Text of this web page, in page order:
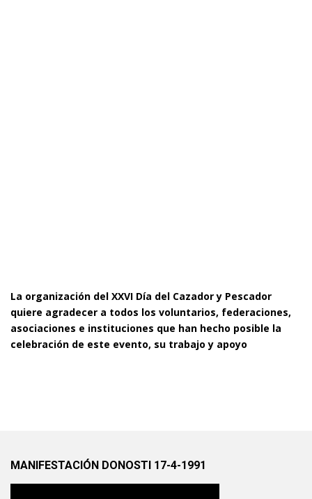
La organización del XXVI Día del Cazador y Pescador
quiere agradecer a todos los voluntarios, federaciones,
asociaciones e instituciones que han hecho posible la
celebración de este evento, su trabajo y apoyo
MANIFESTACIÓN DONOSTI 17-4-1991